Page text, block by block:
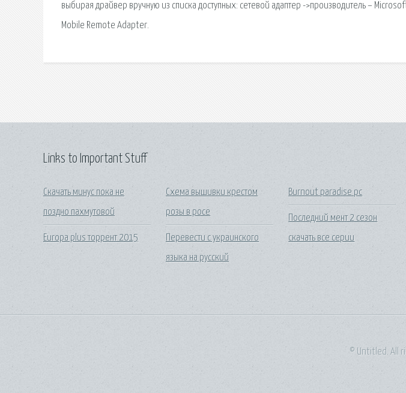
выбирая драйвер вручную из списка доступных: сетевой адаптер ->производитель –
Mobile Remote Adapter.
Links to Important Stuff
Скачать минус пока не
поздно пахмутовой
Europa plus торрент 2015
Схема вышивки крестом
розы в росе
Перевести с украинского
языка на русский
Burnout paradise pc
Последний мент 2 сезон
скачать все серии
© Untitled. All